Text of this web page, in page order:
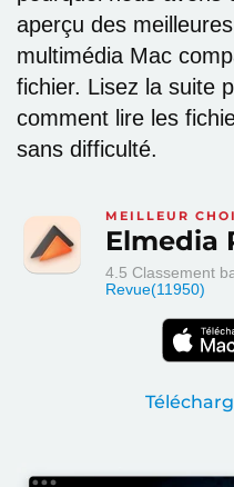
aperçu des
multimédia Mac
fichier. Lisez la suite
comment lire les
sans difficulté.
MEILLEUR
Elmedia
4.5 Classement
Revue(11950)